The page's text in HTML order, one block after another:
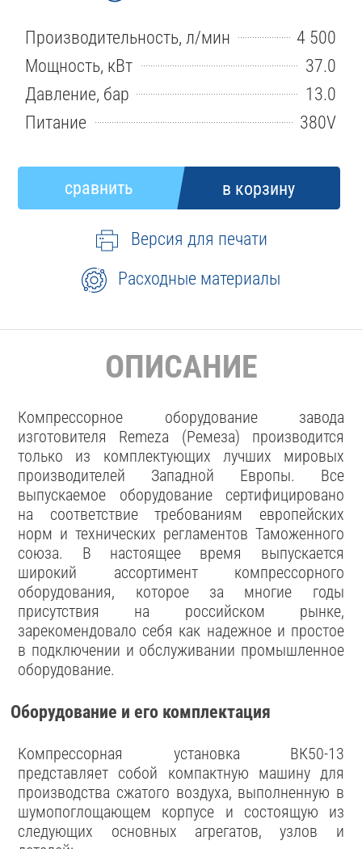
Производительность, л/мин
4 500
Мощность, кВт
37.0
Давление, бар
13.0
Питание
380V
Версия для печати
Расходные материалы
ОПИСАНИЕ
Компрессорное оборудование завода
изготовителя Remeza (Ремеза) производится
только из комплектующих лучших мировых
производителей Западной Европы. Все
выпускаемое оборудование сертифицировано
на соответствие требованиям европейских
норм и технических регламентов Таможенного
союза. В настоящее время выпускается
широкий ассортимент компрессорного
оборудования, которое за многие годы
присутствия на российском рынке,
зарекомендовало себя как надежное и простое
в подключении и обслуживании промышленное
оборудование.
Оборудование и его комплектация
Компрессорная установка ВК50-13
представляет собой компактную машину для
производства сжатого воздуха, выполненную в
шумопоглощающем корпусе и состоящую из
следующих основных агрегатов, узлов и